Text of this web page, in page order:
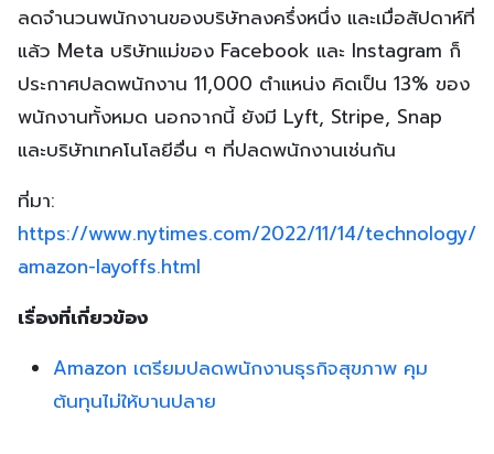
ลดจำนวนพนักงานของบริษัทลงครึ่งหนึ่ง และเมื่อสัปดาห์ที่
แล้ว Meta บริษัทแม่ของ Facebook และ Instagram ก็
ประกาศปลดพนักงาน 11,000 ตำแหน่ง คิดเป็น 13% ของ
พนักงานทั้งหมด นอกจากนี้ ยังมี Lyft, Stripe, Snap
และบริษัทเทคโนโลยีอื่น ๆ ที่ปลดพนักงานเช่นกัน
ที่มา:
https://www.nytimes.com/2022/11/14/technology/
amazon-layoffs.html
เรื่องที่เกี่ยวข้อง
Amazon เตรียมปลดพนักงานธุรกิจสุขภาพ คุม
ต้นทุนไม่ให้บานปลาย